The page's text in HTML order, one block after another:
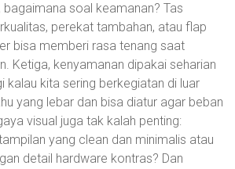
soal keamanan? Tas
perekat tambahan, atau flap
bisa memberi rasa tenang saat
Ketiga, kenyamanan dipakai seharian
kalau kita sering berkegiatan di luar
yang lebar dan bisa diatur agar beban
visual juga tak kalah penting:
yang clean dan minimalis atau
detail hardware kontras? Dan